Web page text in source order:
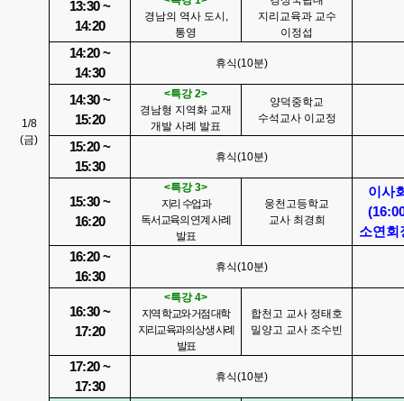
1/8
(금)
13:30 ~
14:20
경남의 역사 도시 ,
통영
지리교육과 교수
이정섭
14:20 ~
14:30
휴식(10분)
14:30 ~
15:20
<특강2>
경남형 지역화 교재
개발 사례 발표
양덕중학교
수석교사 이교정
15:20 ~
15:30
휴식(10분)
15:30 ~
16:20
<특강3>
지리 수업과
독서교육의 연계 사례
발표
웅천고등학교
교사 최경희
이사
소연회
16:20 ~
16:30
휴식(10분)
16:30 ~
17:20
<특강4>
지역 학교와 거점 대학
지리교육과의 상생 사례
발표
합천고 교사 정태호
밀양고 교사 조수빈
17:20 ~
17:30
휴식(10분)